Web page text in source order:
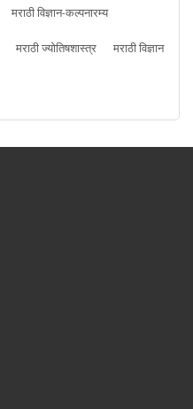
मराठी विज्ञान-कल्पनारम्य
मराठी ज्योतिषशास्त्र
मराठी विज्ञान